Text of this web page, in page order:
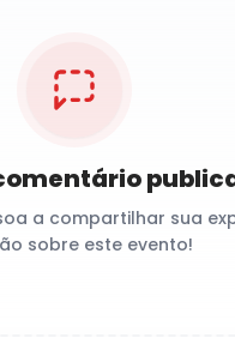
a compartilhar sua
sobre este evento!